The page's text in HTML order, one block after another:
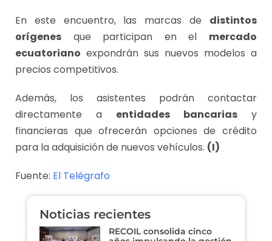
En este encuentro, las marcas de distintos
orígenes que participan en el mercado
ecuatoriano expondrán sus nuevos modelos a
precios competitivos.
Además, los asistentes podrán contactar
directamente a entidades bancarias y
financieras que ofrecerán opciones de crédito
para la adquisición de nuevos vehículos. (I)
Fuente: El Telégrafo
Noticias recientes
RECOIL consolida cinco